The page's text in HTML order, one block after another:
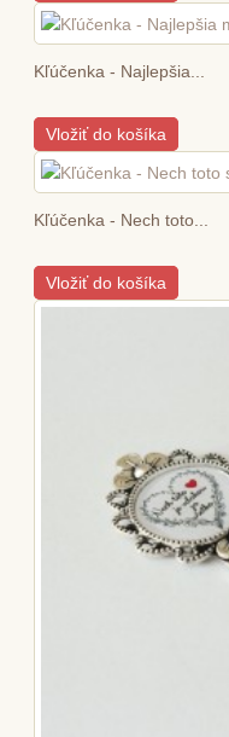
Kľúčenka - Najlepšia...
Vložiť do košíka
Kľúčenka - Nech toto...
Vložiť do košíka